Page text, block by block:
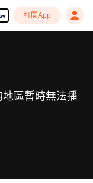
打開App
區暫時無法播